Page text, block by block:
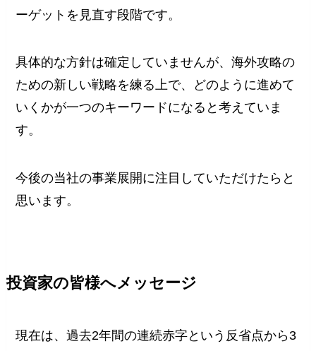
ーゲットを見直す段階です。
具体的な方針は確定していませんが、海外攻略の
ための新しい戦略を練る上で、どのように進めて
いくかが一つのキーワードになると考えていま
す。
今後の当社の事業展開に注目していただけたらと
思います。
投資家の皆様へメッセージ
現在は、過去2年間の連続赤字という反省点から3